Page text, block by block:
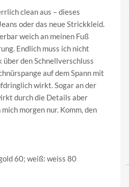
clean aus – dieses
oder das neue Strickkleid.
weich an meinen Fuß
Endlich muss ich nicht
den Schnellverschluss
auf dem Spann mit
wirkt. Sogar an der
durch die Details aber
morgen nur. Komm, den
60; weiß: weiss 80